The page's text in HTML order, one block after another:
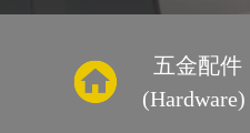
頁
優
五金配件
(Hardware)